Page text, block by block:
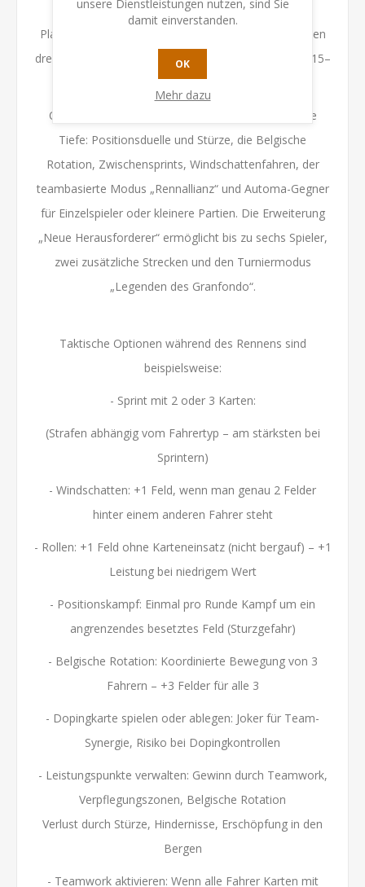
überquert haben. Nach Rundenende basiert die
Platzierung auf der zurückgelegten Distanz. Die ersten
drei Fahrer werden auf Doping getestet; die Punkte (15–
1) entscheiden über den Sieger.
Optionale Module erweitern das Spiel um taktische
Tiefe: Positionsduelle und Stürze, die Belgische
Rotation, Zwischensprints, Windschattenfahren, der
teambasierte Modus „Rennallianz“ und Automa-Gegner
für Einzelspieler oder kleinere Partien. Die Erweiterung
„Neue Herausforderer“ ermöglicht bis zu sechs Spieler,
zwei zusätzliche Strecken und den Turniermodus
„Legenden des Granfondo“.
Taktische Optionen während des Rennens sind
beispielsweise:
- Sprint mit 2 oder 3 Karten:
(Strafen abhängig vom Fahrertyp – am stärksten bei
Sprintern)
- Windschatten: +1 Feld, wenn man genau 2 Felder
hinter einem anderen Fahrer steht
- Rollen: +1 Feld ohne Karteneinsatz (nicht bergauf) – +1
Leistung bei niedrigem Wert
- Positionskampf: Einmal pro Runde Kampf um ein
angrenzendes besetztes Feld (Sturzgefahr)
- Belgische Rotation: Koordinierte Bewegung von 3
Fahrern – +3 Felder für alle 3
- Dopingkarte spielen oder ablegen: Joker für Team-
Synergie, Risiko bei Dopingkontrollen
- Leistungspunkte verwalten: Gewinn durch Teamwork,
Verpflegungszonen, Belgische Rotation
Verlust durch Stürze, Hindernisse, Erschöpfung in den
Bergen
- Teamwork aktivieren: Wenn alle Fahrer Karten mit
unsere Dienstleistungen nutzen, sind Sie
damit einverstanden.
OK
Mehr dazu